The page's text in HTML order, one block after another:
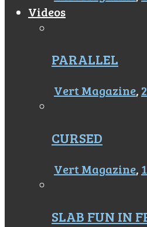
Videos
PARALLEL
Vert Magazine,
CURSED
Vert Magazine,
SLAB FUN IN